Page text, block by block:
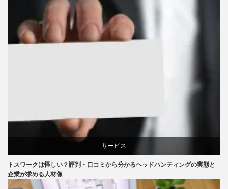
サービス
トスワークは怪しい？評判・口コミから分かるヘッドハンティングの実態と
企業が求める人材像